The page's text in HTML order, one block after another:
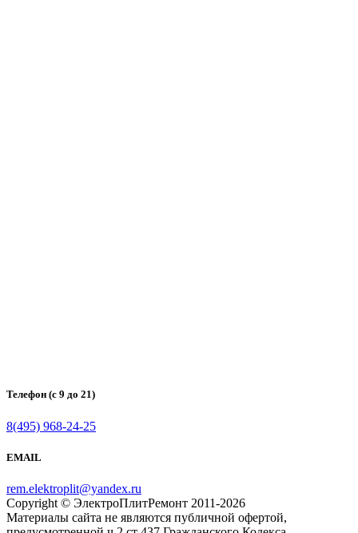
Телефон (с 9 до 21)
8(495) 968-24-25
EMAIL
rem.elektroplit@yandex.ru
Copyright © ЭлектроПлитРемонт 2011-2026
Материалы сайта не являются публичной офертой,